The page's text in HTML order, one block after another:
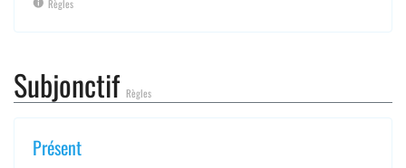
Règles
Subjonctif Règles
Présent